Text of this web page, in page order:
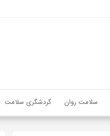
سلامت روان گردشگری سلامت